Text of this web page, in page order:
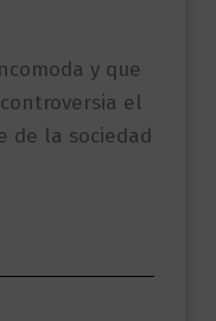
y que
el
de la sociedad